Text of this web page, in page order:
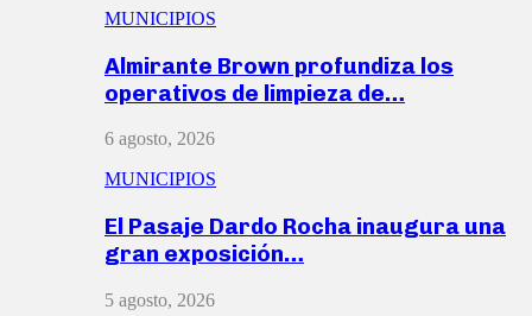
MUNICIPIOS
Almirante Brown profundiza los
operativos de limpieza de…
6 agosto, 2026
MUNICIPIOS
El Pasaje Dardo Rocha inaugura una
gran exposición…
5 agosto, 2026